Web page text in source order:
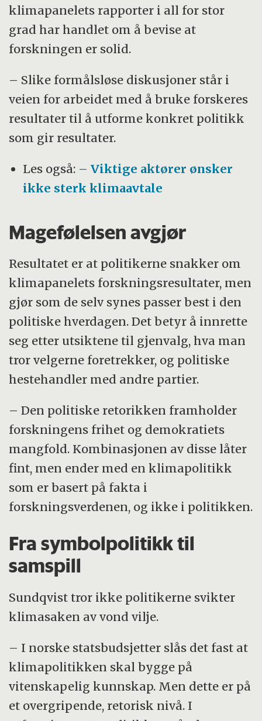
klimapanelets rapporter i all for stor
grad har handlet om å bevise at
forskningen er solid.
– Slike formålsløse diskusjoner står i
veien for arbeidet med å bruke forskeres
resultater til å utforme konkret politikk
som gir resultater.
Les også: – Viktige aktører ønsker
ikke sterk klimaavtale
Magefølelsen avgjør
Resultatet er at politikerne snakker om
klimapanelets forskningsresultater, men
gjør som de selv synes passer best i den
politiske hverdagen. Det betyr å innrette
seg etter utsiktene til gjenvalg, hva man
tror velgerne foretrekker, og politiske
hestehandler med andre partier.
– Den politiske retorikken framholder
forskningens frihet og demokratiets
mangfold. Kombinasjonen av disse låter
fint, men ender med en klimapolitikk
som er basert på fakta i
forskningsverdenen, og ikke i politikken.
Fra symbolpolitikk til
samspill
Sundqvist tror ikke politikerne svikter
klimasaken av vond vilje.
– I norske statsbudsjetter slås det fast at
klimapolitikken skal bygge på
vitenskapelig kunnskap. Men dette er på
et overgripende, retorisk nivå. I